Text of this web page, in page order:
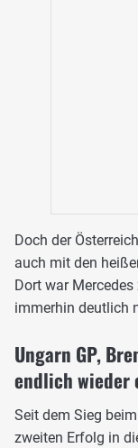
Doch der
auch mit den
Dort war
immerhin deutlich
Ungarn GP,
endlich wieder
Seit dem Sieg beim
zweiten Erfolg in